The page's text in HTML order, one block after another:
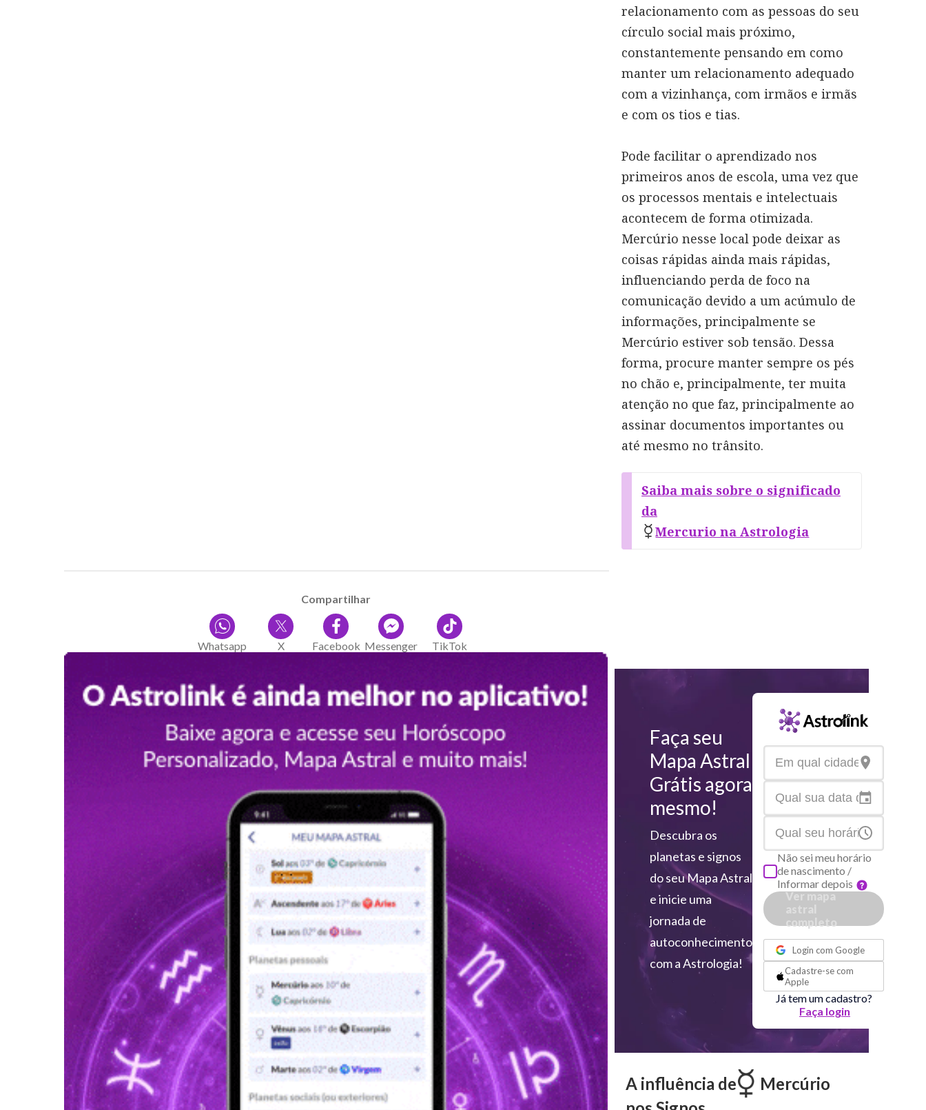
relacionamento com as pessoas do seu
círculo social mais próximo,
constantemente pensando em como
manter um relacionamento adequado
com a vizinhança, com irmãos e irmãs
e com os tios e tias.
Pode facilitar o aprendizado nos
primeiros anos de escola, uma vez que
os processos mentais e intelectuais
acontecem de forma otimizada.
Mercúrio nesse local pode deixar as
coisas rápidas ainda mais rápidas,
influenciando perda de foco na
comunicação devido a um acúmulo de
informações, principalmente se
Mercúrio estiver sob tensão. Dessa
forma, procure manter sempre os pés
no chão e, principalmente, ter muita
atenção no que faz, principalmente ao
assinar documentos importantes ou
até mesmo no trânsito.
Saiba mais sobre o significado
da
Mercurio na Astrologia
Compartilhar
Whatsapp X Facebook Messenger TikTok
A influência de
Mercúrio
Faça seu
Mapa Astral
Grátis agora
mesmo!
Descubra os
planetas e signos
do seu Mapa Astral
e inicie uma
jornada de
autoconhecimento
com a Astrologia!
Não sei meu horário
de nascimento /
Informar depois
Ver mapa
Login com Google
Cadastre-se com
Apple
Já tem um cadastro?
Faça login